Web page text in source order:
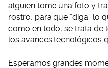
alguien tome una foto y
rostro, para que “diga” lo
como en todo, se trata de
los avances tecnológicos
Esperamos grandes